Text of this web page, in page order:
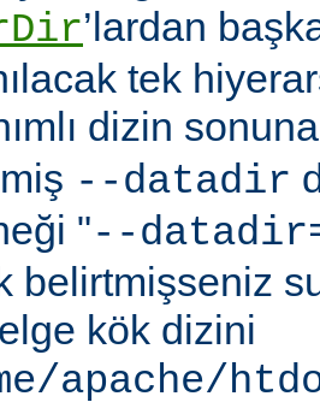
’lardan
tek
dizin
--datadir
"--
belirtmişseniz
kök dizini
apache/